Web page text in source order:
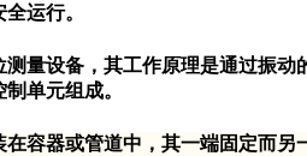
运行。
量设备，其工作原理是通过振动
单元组成。
容器或管道中，其一端固定而另